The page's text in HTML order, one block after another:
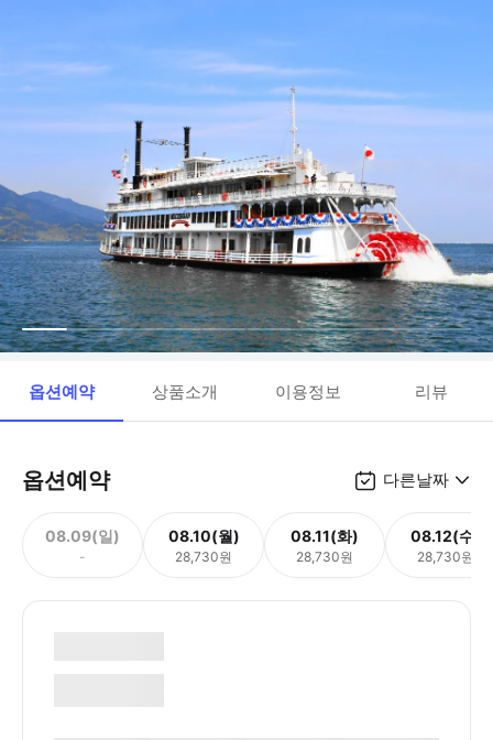
옵션예약 상품소개 이용정보 리뷰
옵션예약 다른날짜
08.09(일)
-
08.10(월)
28,730원
08.11(화)
28,730원
08.12(수)
28,730원